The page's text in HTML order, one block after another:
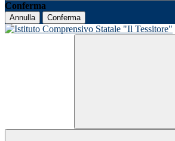
Conferma
Annulla Conferma